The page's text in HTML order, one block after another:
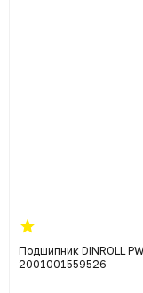
Подшипник DINROLL
2001001559526